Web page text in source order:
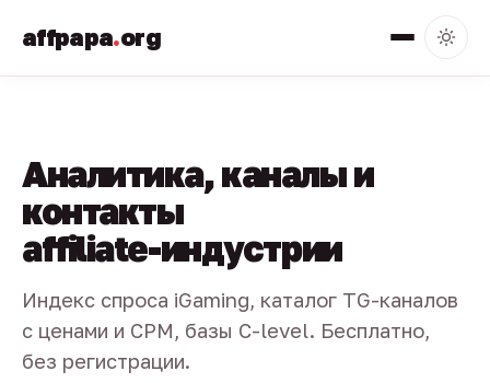
affpapa.org
Аналитика, каналы и
контакты
affiliate-индустрии
Индекс спроса iGaming, каталог TG-каналов
с ценами и CPM, базы C-level. Бесплатно,
без регистрации.